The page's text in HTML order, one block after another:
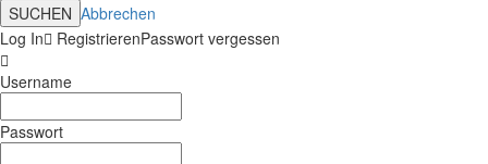
SUCHEN Abbrechen
Log In
RegistrierenPasswort vergessen
Username
Passwort